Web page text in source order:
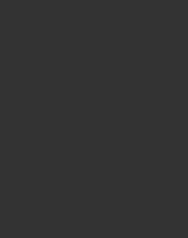
ガン